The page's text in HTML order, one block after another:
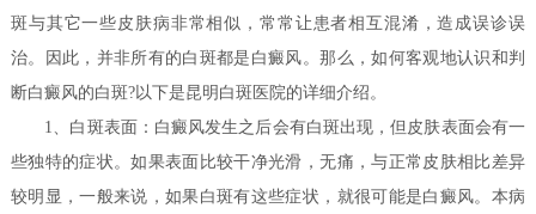
斑与其它一些皮肤病非常相似，常常让患者相互混淆，造成误诊误
治。因此，并非所有的白斑都是白癜风。那么，如何客观地认识和判
断白癜风的白斑?以下是昆明白斑医院的详细介绍。
1、白斑表面：白癜风发生之后会有白斑出现，但皮肤表面会有一
些独特的症状。如果表面比较干净光滑，无痛，与正常皮肤相比差异
较明显，一般来说，如果白斑有这些症状，就很可能是白癜风。本病